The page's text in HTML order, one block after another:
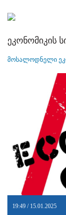
ეკონომიკის
მოსალოდნელი
19:49 / 15.01.2025